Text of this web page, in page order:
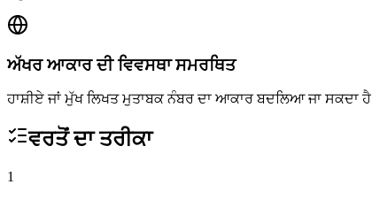
ਅੱਖਰ ਆਕਾਰ ਦੀ ਵਿਵਸਥਾ ਸਮਰਥਿਤ
ਹਾਸ਼ੀਏ ਜਾਂ ਮੁੱਖ ਲਿਖਤ ਮੁਤਾਬਕ ਨੰਬਰ ਦਾ ਆਕਾਰ ਬਦਲਿਆ ਜਾ ਸਕਦਾ ਹੈ
ਵਰਤੋਂ ਦਾ ਤਰੀਕਾ
1